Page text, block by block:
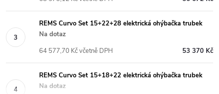
REMS Curvo Set 15+22+28 elektrická ohýbačka trubek
Na dotaz
53 370 Kč
64 577,70 Kč včetně DPH
REMS Curvo Set 15+18+22 elektrická ohýbačka trubek
Na dotaz